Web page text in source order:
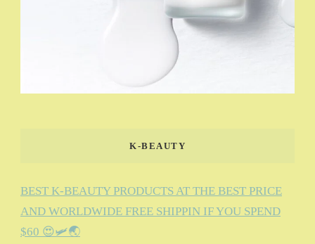
K-BEAUTY
BEST K-BEAUTY PRODUCTS AT THE BEST PRICE
AND WORLDWIDE FREE SHIPPIN IF YOU SPEND
$60 😍🛩️🌏